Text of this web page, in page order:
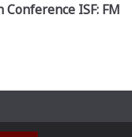
ISF: FM